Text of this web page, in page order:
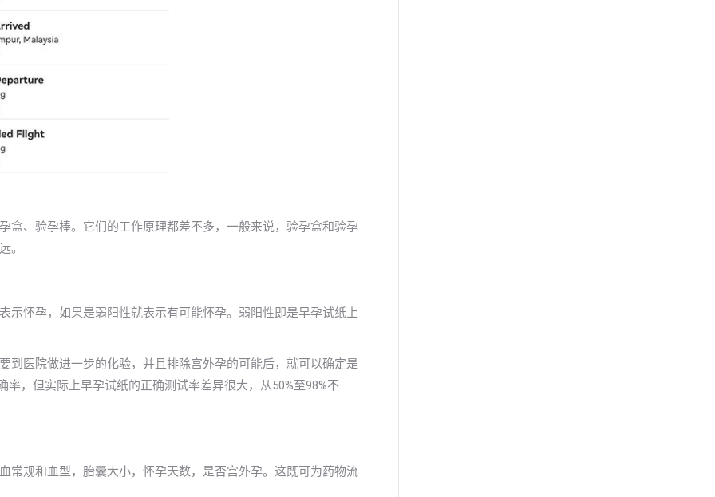
盒、验孕棒。它们的工作原理都差不多，一般来说，验孕盒和验孕
。
示怀孕，如果是弱阳性就表示有可能怀孕。弱阳性即是早孕试纸上
到医院做进一步的化验，并且排除宫外孕的可能后，就可以确定是
，但实际上早孕试纸的正确测试率差异很大，从50%至98%不
常规和血型，胎囊大小，怀孕天数，是否宫外孕。这既可为药物流